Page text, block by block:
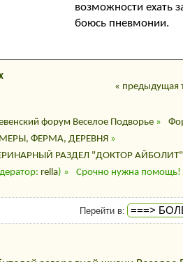
возможности ехать
боюсь пневмонии.
« предыдущая
форум Веселое Подворье»
ФЕРМА, ДЕРЕВНЯ»
РАЗДЕЛ "ДОКТОР АЙБОЛИТ"
rella) » Срочно нужна помощь!
Перейти в: